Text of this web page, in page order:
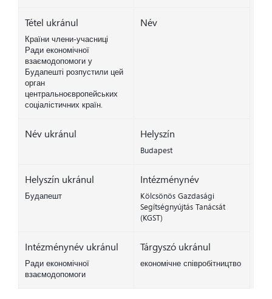
Tétel ukránul
Країни члени-учасниці
Ради економічної
взаємодопомоги у
Будапешті розпустили цей
орган
центральноєвропейських
соціалістичних країн.
Név
Név ukránul Helyszín
Budapest
Helyszín ukránul
Будапешт
Intézménynév
Kölcsönös Gazdasági
Segítségnyújtás Tanácsát
(KGST)
Intézménynév ukránul
Ради економічної
взаємодопомоги
Tárgyszó ukránul
економічне співробітництво